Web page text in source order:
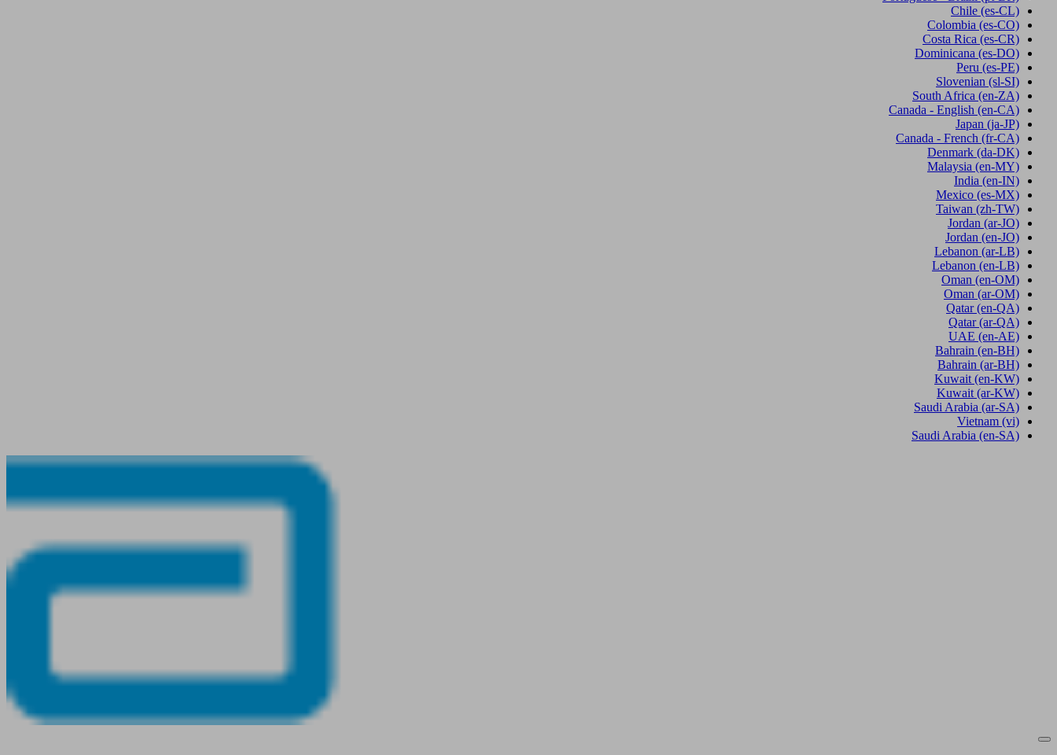
Chile (es-CL)
Colombia (es-CO)
Costa Rica (es-CR)
Dominicana (es-DO)
Peru (es-PE)
Slovenian (sl-SI)
South Africa (en-ZA)
Canada - English (en-CA)
Japan (ja-JP)
Canada - French (fr-CA)
Denmark (da-DK)
Malaysia (en-MY)
India (en-IN)
Mexico (es-MX)
Taiwan (zh-TW)
Jordan (ar-JO)
Jordan (en-JO)
Lebanon (ar-LB)
Lebanon (en-LB)
Oman (en-OM)
Oman (ar-OM)
Qatar (en-QA)
Qatar (ar-QA)
UAE (en-AE)
Bahrain (en-BH)
Bahrain (ar-BH)
Kuwait (en-KW)
Kuwait (ar-KW)
Saudi Arabia (ar-SA)
Vietnam (vi)
Saudi Arabia (en-SA)